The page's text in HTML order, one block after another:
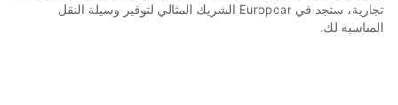
تجارية، ستجد في Europcar الشريك المثالي لتوفير وسيلة النقل
المناسبة لك.